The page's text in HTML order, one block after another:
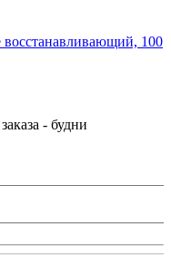
восстанавливающий, 100
- будни